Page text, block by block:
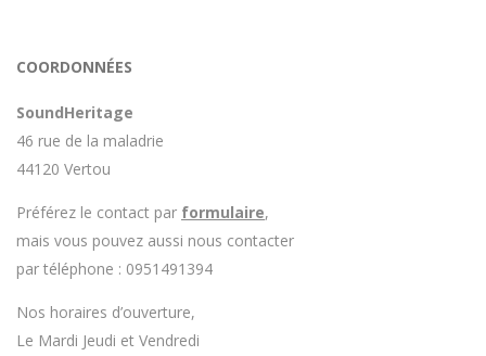
Avoir ce genre d'explication est utile et valorisant pour
rendez le matériel.
COORDONNÉES
SoundHeritage
46 rue de la maladrie
44120 Vertou
Préférez le contact par formulaire,
mais vous pouvez aussi nous contacter
par téléphone : 0951491394
Nos horaires d’ouverture,
Le Mardi Jeudi et Vendredi